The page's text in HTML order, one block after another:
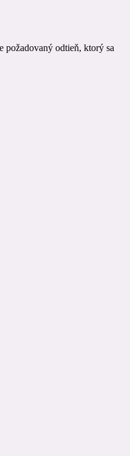
požadovaný odtieň, ktorý sa